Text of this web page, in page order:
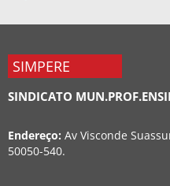
SIMPERE
SINDICATO
Endereço: Av Visconde
50050-540.